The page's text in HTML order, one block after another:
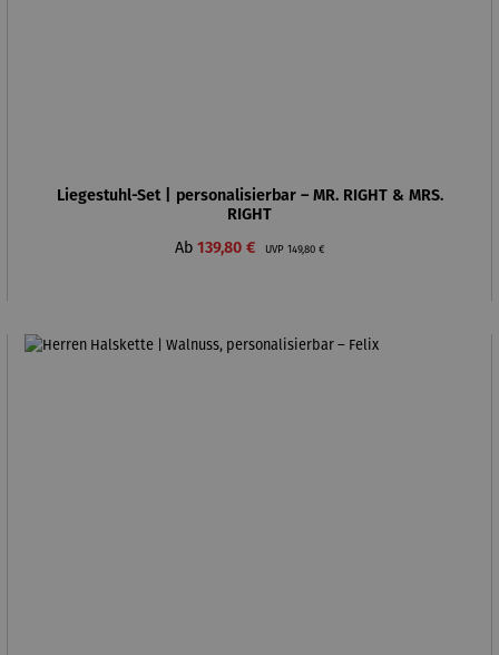
Liegestuhl-Set | personalisierbar – MR. RIGHT & MRS.
RIGHT
Verkaufspreis:
Ab 139,80 € UVP Regulärer Preis:
149,80 €